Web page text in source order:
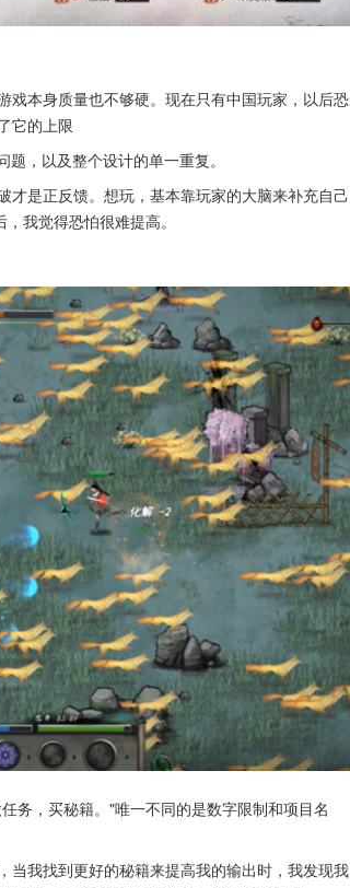
戏本身质量也不够硬。现在只有中国玩家，以后恐
它的上限
，以及整个设计的单一重复。
才是正反馈。想玩，基本靠玩家的大脑来补充自己
我觉得恐怕很难提高。
务，买秘籍。"唯一不同的是数字限制和项目名
当我找到更好的秘籍来提高我的输出时，我发现我